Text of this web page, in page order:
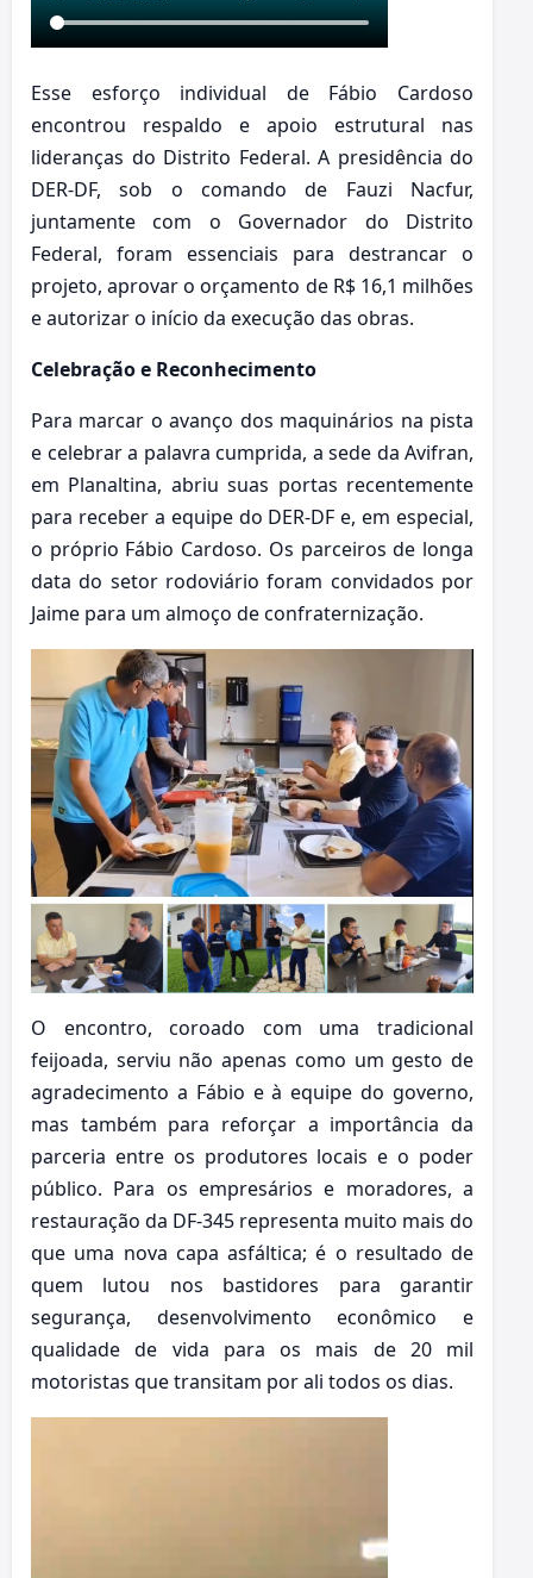
Esse esforço individual de Fábio Cardoso
encontrou respaldo e apoio estrutural nas
lideranças do Distrito Federal. A presidência do
DER-DF, sob o comando de Fauzi Nacfur,
juntamente com o Governador do Distrito
Federal, foram essenciais para destrancar o
projeto, aprovar o orçamento de R$ 16,1 milhões
e autorizar o início da execução das obras.
Celebração e Reconhecimento
Para marcar o avanço dos maquinários na pista
e celebrar a palavra cumprida, a sede da Avifran,
em Planaltina, abriu suas portas recentemente
para receber a equipe do DER-DF e, em especial,
o próprio Fábio Cardoso. Os parceiros de longa
data do setor rodoviário foram convidados por
Jaime para um almoço de confraternização.
O encontro, coroado com uma tradicional
feijoada, serviu não apenas como um gesto de
agradecimento a Fábio e à equipe do governo,
mas também para reforçar a importância da
parceria entre os produtores locais e o poder
público. Para os empresários e moradores, a
restauração da DF-345 representa muito mais do
que uma nova capa asfáltica; é o resultado de
quem lutou nos bastidores para garantir
segurança, desenvolvimento econômico e
qualidade de vida para os mais de 20 mil
motoristas que transitam por ali todos os dias.